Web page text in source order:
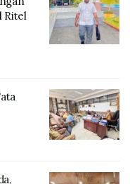
nelayan Lembata
sama dengan
Ritel